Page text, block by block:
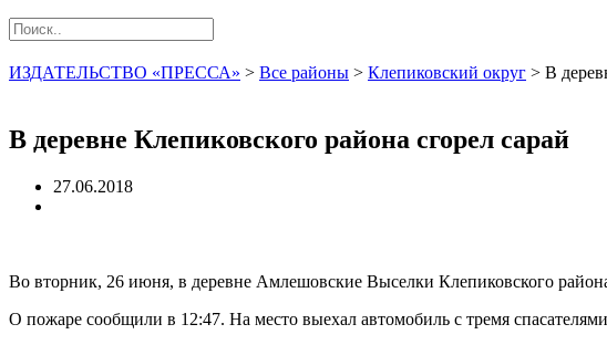
ИЗДАТЕЛЬСТВО «ПРЕССА» > Все районы > Клепиковский округ > В
В деревне Клепиковского района сгорел сарай
27.06.2018
Во вторник, 26 июня, в деревне Амлешовские Выселки Клепиковского
О пожаре сообщили в 12:47. На место выехал автомобиль с тремя